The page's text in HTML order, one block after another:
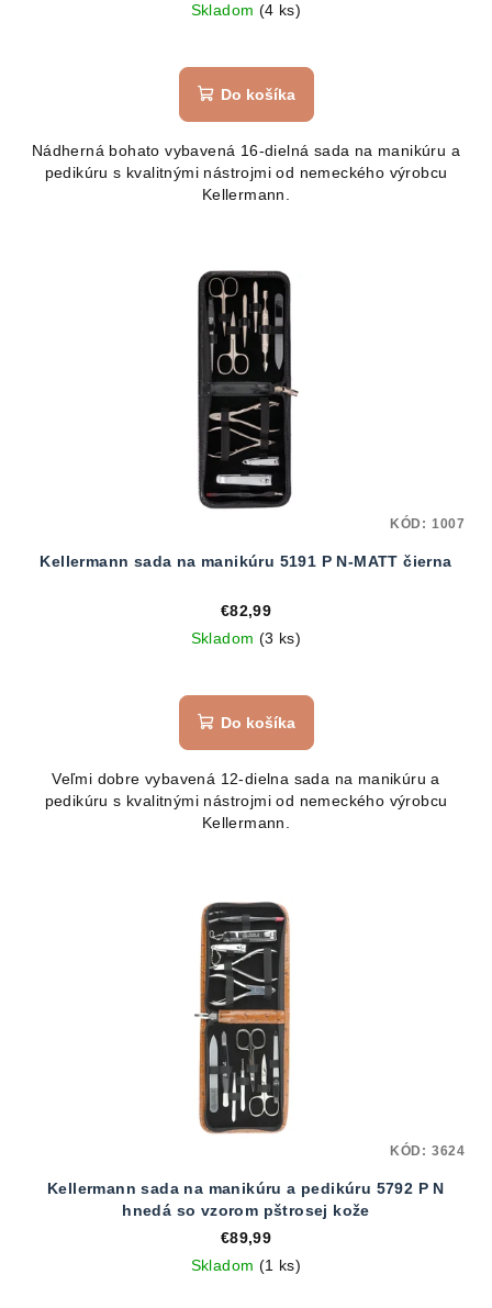
Skladom (4 ks)
Do košíka
Nádherná bohato vybavená 16-dielná sada na manikúru a
pedikúru s kvalitnými nástrojmi od nemeckého výrobcu
Kellermann.
Kellermann sada na manikúru 5191 P N-MATT čierna
€82,99
Skladom (3 ks)
hodnotenie
produktu
z
5
hviezdičiek.
Do košíka
Veľmi dobre vybavená 12-dielna sada na manikúru a
pedikúru s kvalitnými nástrojmi od nemeckého výrobcu
Kellermann.
KÓD: 1007
Kellermann sada na manikúru a pedikúru 5792 P N
hnedá so vzorom pštrosej kože
€89,99
Skladom (1 ks)
KÓD: 3624